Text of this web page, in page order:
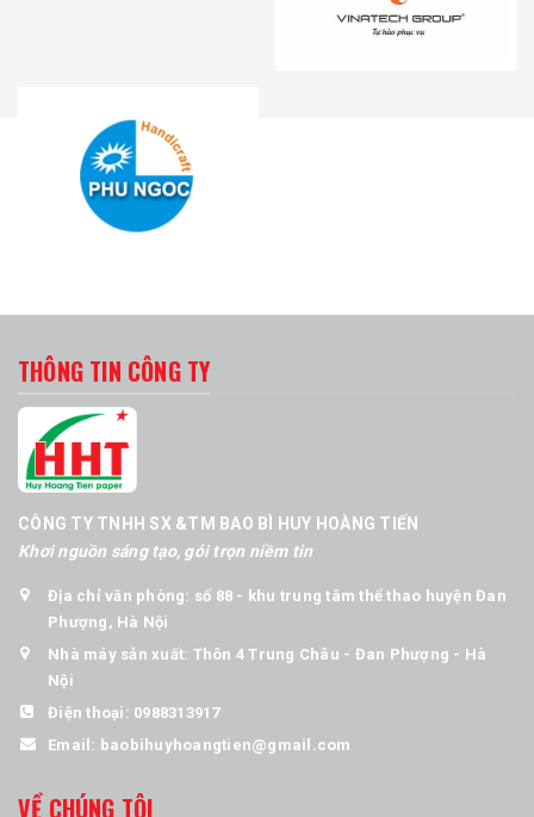
THÔNG TIN CÔNG TY
CÔNG TY TNHH SX &TM BAO BÌ HUY HOÀNG TIẾN
Khơi nguồn sáng tạo, gói trọn niềm tin
Địa chỉ văn phòng: số 88 - khu trung tâm thể thao huyện Đan
Phượng, Hà Nội
Nhà máy sản xuất: Thôn 4 Trung Châu - Đan Phượng - Hà
Nội
Điện thoại: 0988313917
Email: baobihuyhoangtien@gmail.com
VỀ CHÚNG TÔI